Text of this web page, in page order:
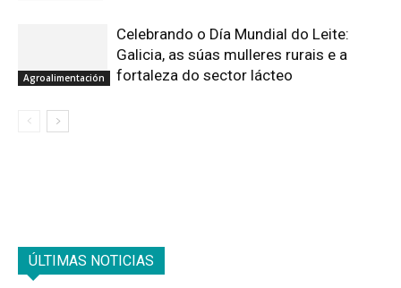
Agroalimentación
Celebrando o Día Mundial do Leite:
Galicia, as súas mulleres rurais e a
fortaleza do sector lácteo
ÚLTIMAS NOTICIAS